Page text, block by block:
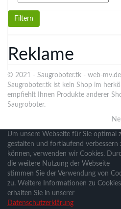
Filtern
Reklame
© 2021 - Saugroboter.tk - web-mv.de
Saugroboter.tk ist kein Shop im
empfiehlt Ihnen Produkte anderer
Saugroboter.
Um unsere Webseite für Sie optimal
gestalten und fortlaufend verbessern
können, verwenden wir Cookies.
die weitere Nutzung der Webseite
stimmen Sie der Verwendung von
zu. Weitere Informationen zu Cookies
erhalten Sie in unserer
Datenschutzerklärung